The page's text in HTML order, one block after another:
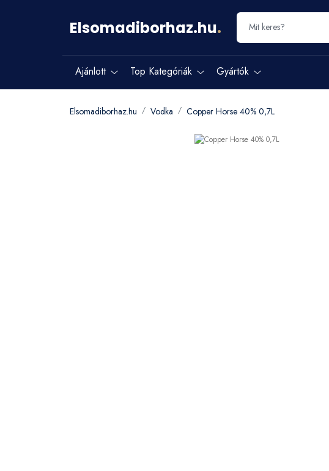
Elsomadiborhaz.hu.
Ajánlott Top Kategóriák Gyártók
Elsomadiborhaz.hu Vodka Copper Horse 40% 0,7L